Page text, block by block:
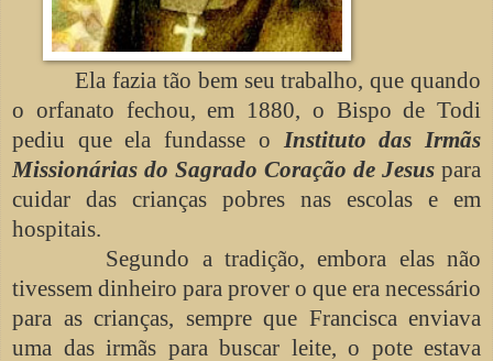
Ela fazia tão bem seu trabalho, que quando
o orfanato fechou, em 1880, o Bispo de Todi
pediu que ela fundasse o Instituto das Irmãs
Missionárias do Sagrado Coração de Jesus para
cuidar das crianças pobres nas escolas e em
hospitais.
Segundo a tradição, embora elas não
tivessem dinheiro para prover o que era necessário
para as crianças, sempre que Francisca enviava
uma das irmãs para buscar leite, o pote estava